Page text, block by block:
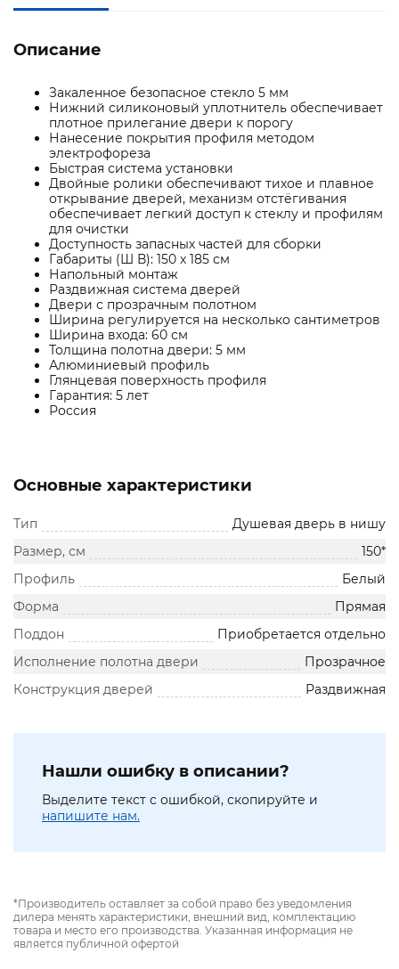
Описание
Закаленное безопасное стекло 5 мм
Нижний силиконовый уплотнитель обеспечивает
плотное прилегание двери к порогу
Нанесение покрытия профиля методом
электрофореза
Быстрая система установки
Двойные ролики обеспечивают тихое и плавное
открывание дверей, механизм отстёгивания
обеспечивает легкий доступ к стеклу и профилям
для очистки
Доступность запасных частей для сборки
Габариты (Ш В): 150 х 185 см
Напольный монтаж
Раздвижная система дверей
Двери с прозрачным полотном
Ширина регулируется на несколько сантиметров
Ширина входа: 60 см
Толщина полотна двери: 5 мм
Алюминиевый профиль
Глянцевая поверхность профиля
Гарантия: 5 лет
Россия
Основные характеристики
Тип
Душевая дверь в нишу
Размер, см
150*
Профиль
Белый
Форма
Прямая
Поддон
Приобретается отдельно
Исполнение полотна двери
Прозрачное
Конструкция дверей
Раздвижная
Нашли ошибку в описании?
Выделите текст с ошибкой, скопируйте и
напишите нам.
*Производитель оставляет за собой право без уведомления
дилера менять характеристики, внешний вид, комплектацию
товара и место его производства. Указанная информация не
является публичной офертой